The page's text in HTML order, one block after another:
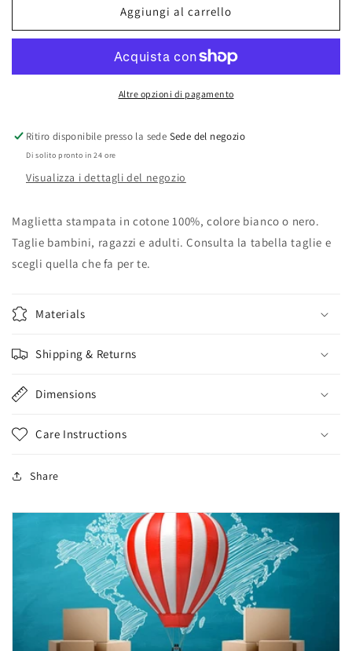
dei
Official
Maglietta
dei
Bros
Official
Aggiungi al carrello
Altre opzioni di pagamento
Ritiro disponibile presso la sede Sede del negozio
Di solito pronto in 24 ore
Visualizza i dettagli del negozio
Maglietta stampata in cotone 100%, colore bianco o nero.
Taglie bambini, ragazzi e adulti. Consulta la tabella taglie e
scegli quella che fa per te.
Materials
Shipping & Returns
Dimensions
Care Instructions
Share